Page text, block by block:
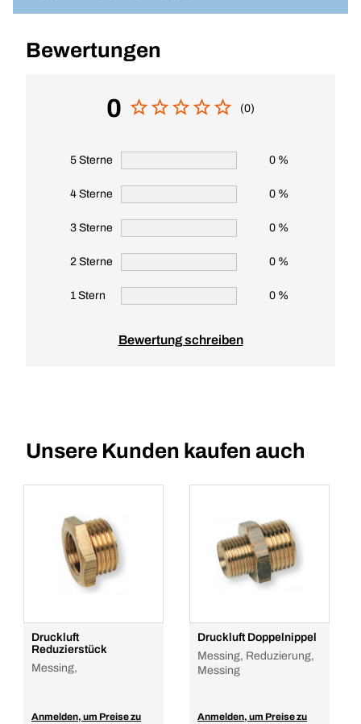
Bewertungen
0 (0)
5 Sterne 0 %
4 Sterne 0 %
3 Sterne 0 %
2 Sterne 0 %
1 Stern 0 %
Bewertung schreiben
Unsere Kunden kaufen auch
Druckluft
Reduzierstück
Messing,
Anmelden, um Preise zu
Druckluft Doppelnippel
Messing, Reduzierung,
Messing
Anmelden, um Preise zu